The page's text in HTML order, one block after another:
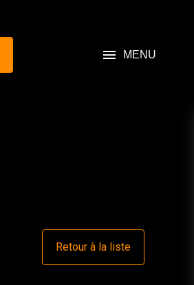
menu MENU
Retour à la liste